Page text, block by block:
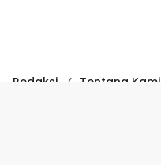
Redaksi Tentang Kami